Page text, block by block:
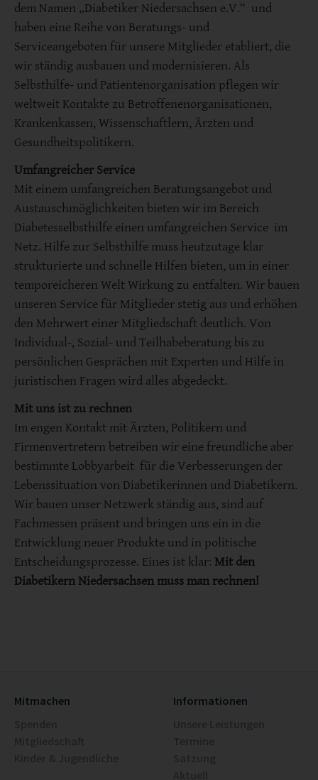
dem Namen „Diabetiker Niedersachsen e.V.“ und
haben eine Reihe von Beratungs- und
Serviceangeboten für unsere Mitglieder etabliert, die
wir ständig ausbauen und modernisieren. Als
Selbsthilfe- und Patientenorganisation pflegen wir
weltweit Kontakte zu Betroffenenorganisationen,
Krankenkassen, Wissenschaftlern, Ärzten und
Gesundheitspolitikern.
Umfangreicher Service
Mit einem umfangreichen Beratungsangebot und
Austauschmöglichkeiten bieten wir im Bereich
Diabetesselbsthilfe einen umfangreichen Service im
Netz. Hilfe zur Selbsthilfe muss heutzutage klar
strukturierte und schnelle Hilfen bieten, um in einer
temporeicheren Welt Wirkung zu entfalten. Wir bauen
unseren Service für Mitglieder stetig aus und erhöhen
den Mehrwert einer Mitgliedschaft deutlich. Von
Individual-, Sozial- und Teilhabeberatung bis zu
persönlichen Gesprächen mit Experten und Hilfe in
juristischen Fragen wird alles abgedeckt.
Mit uns ist zu rechnen
Im engen Kontakt mit Ärzten, Politikern und
Firmenvertretern betreiben wir eine freundliche aber
bestimmte Lobbyarbeit für die Verbesserungen der
Lebenssituation von Diabetikerinnen und Diabetikern.
Wir bauen unser Netzwerk ständig aus, sind auf
Fachmessen präsent und bringen uns ein in die
Entwicklung neuer Produkte und in politische
Entscheidungsprozesse. Eines ist klar: Mit den
Diabetikern Niedersachsen muss man rechnen!
Mitmachen
Informationen